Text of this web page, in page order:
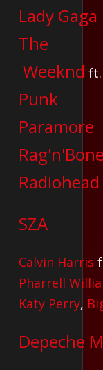
Lady Gaga
The
Weeknd
Punk
Paramore
Radiohead
SZA
Calvin Harris
Pharrell
Katy Perry,
Depeche